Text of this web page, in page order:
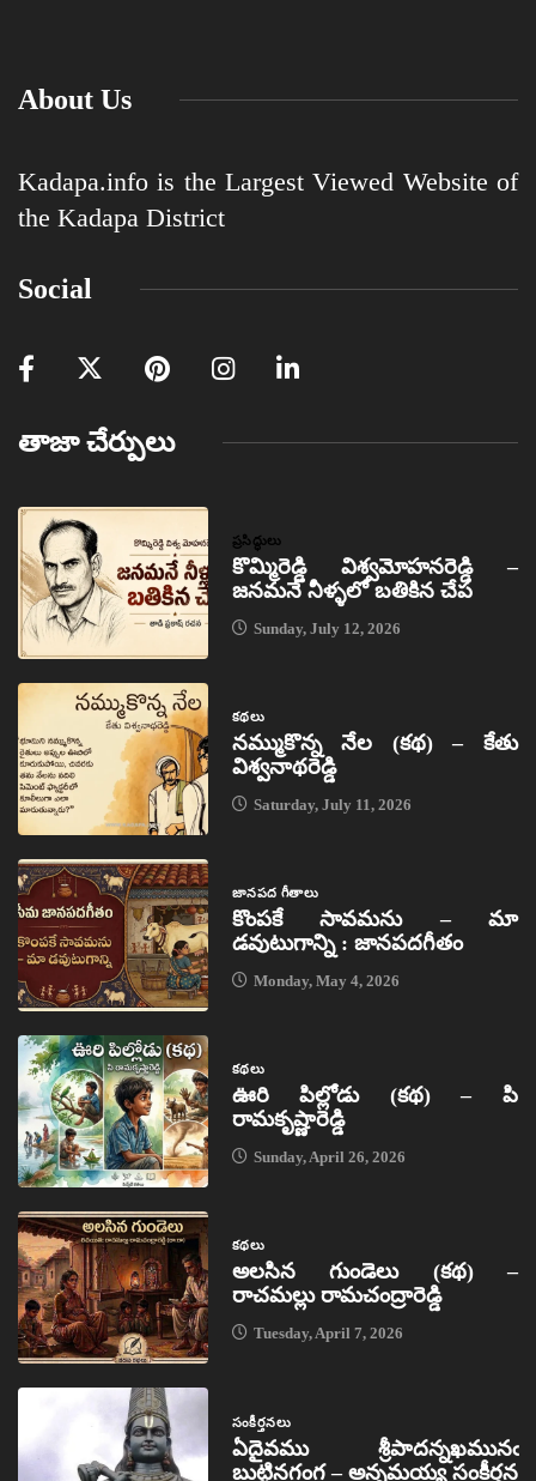
About Us
Kadapa.info is the Largest Viewed Website of
the Kadapa District
Social
తాజా చేర్పులు
ప్రసిద్ధులు
కొమ్మిరెడ్డి విశ్వమోహనరెడ్డి –
జనమనే నీళ్ళలో బతికిన చేప
Sunday, July 12, 2026
కథలు
నమ్ముకొన్న నేల (కథ) – కేతు
విశ్వనాథరెడ్డి
Saturday, July 11, 2026
జానపద గీతాలు
కొంపకే సావమను – మా
డవుటుగాన్ని : జానపదగీతం
Monday, May 4, 2026
కథలు
ఊరి పిల్లోడు (కథ) – పి
రామకృష్ణారెడ్డి
Sunday, April 26, 2026
కథలు
అలసిన గుండెలు (కథ) –
రాచమల్లు రామచంద్రారెడ్డి
Tuesday, April 7, 2026
సంకీర్తనలు
ఏదైవము శ్రీపాదన్నఖమునఁ
బుట్టినగంగ – అన్నమయ్య సంకీర్తన